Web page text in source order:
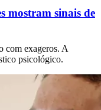
mostram sinais de
com exageros. A
psicológico.